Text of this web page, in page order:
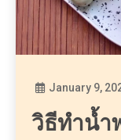
January 9,
วิธีทำน้ำ